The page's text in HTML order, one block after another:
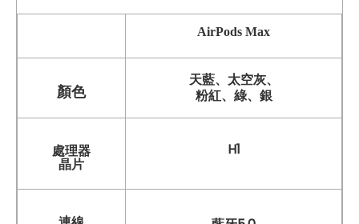
AirPods Max
顏色
天藍、太空灰、
粉紅、綠、銀
處理器
晶片
H1